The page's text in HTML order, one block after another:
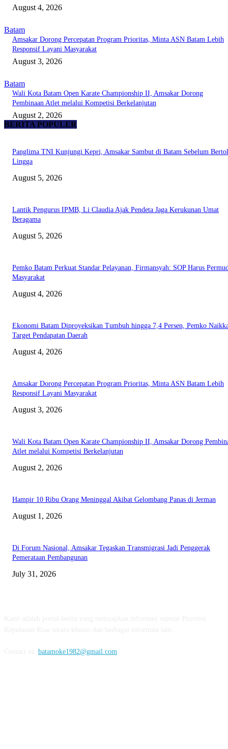
August 4, 2026
Batam
Amsakar Dorong Percepatan Program Prioritas, Minta ASN Batam Lebih
Responsif Layani Masyarakat
August 3, 2026
Batam
Wali Kota Batam Open Karate Championship II, Amsakar Dorong
Pembinaan Atlet melalui Kompetisi Berkelanjutan
August 2, 2026
BERITA POPULER
Panglima TNI Kunjungi Kepri, Amsakar Sambut di Batam Sebelum
Lingga
August 5, 2026
Lantik Pengurus IPMB, Li Claudia Ajak Pendeta Jaga Kerukunan Umat
Beragama
August 5, 2026
Pemko Batam Perkuat Standar Pelayanan, Firmansyah: SOP Harus
Masyarakat
August 4, 2026
Ekonomi Batam Diproyeksikan Tumbuh hingga 7,4 Persen, Pemko
Target Pendapatan Daerah
August 4, 2026
Amsakar Dorong Percepatan Program Prioritas, Minta ASN Batam Lebih
Responsif Layani Masyarakat
August 3, 2026
Wali Kota Batam Open Karate Championship II, Amsakar Dorong
Atlet melalui Kompetisi Berkelanjutan
August 2, 2026
Hampir 10 Ribu Orang Meninggal Akibat Gelombang Panas di Jerman
August 1, 2026
Di Forum Nasional, Amsakar Tegaskan Transmigrasi Jadi Penggerak
Pemerataan Pembangunan
July 31, 2026
batamoke1982@gmail.com